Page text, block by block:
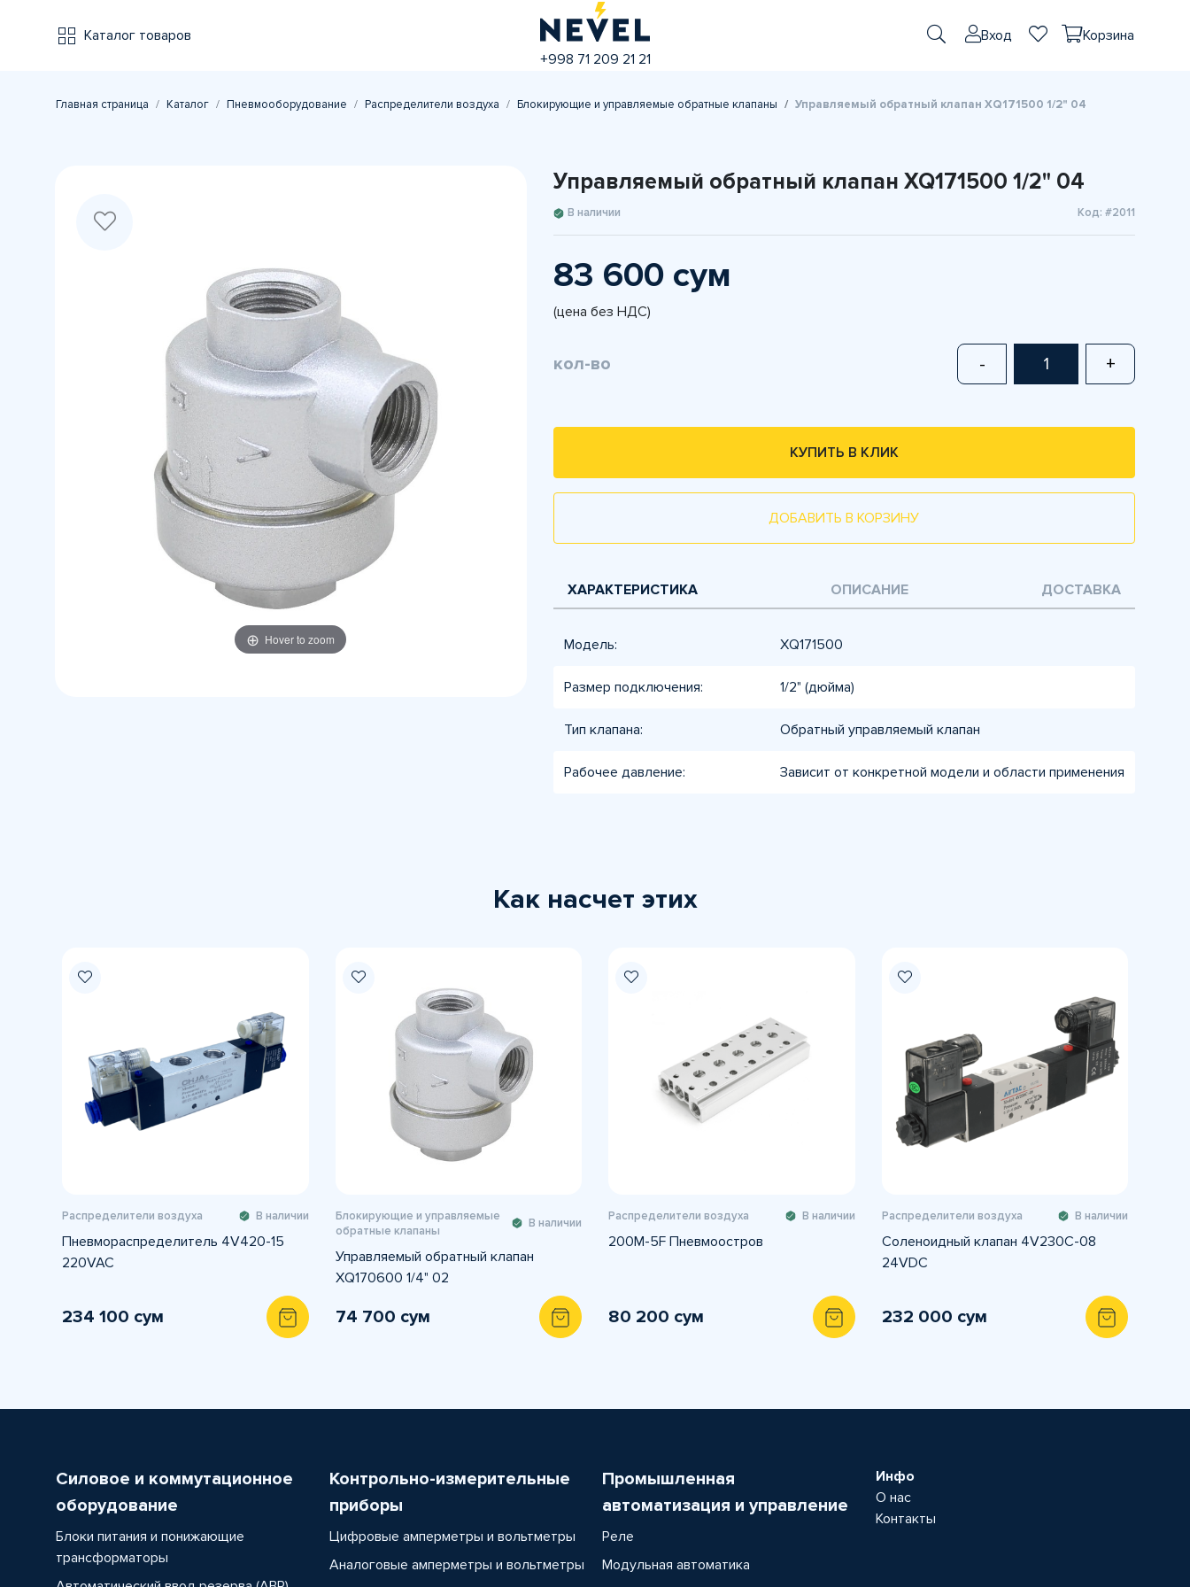
Каталог товаров
+998 71 209 21 21
Вход Корзина
Главная страница Каталог Пневмооборудование Распределители воздуха Блокирующие и управляемые обратные клапаны Управляемый обратный клапан XQ171500 1/2" 04
Hover to zoom
Управляемый обратный клапан XQ171500 1/2" 04
В наличии Код: #2011
83 600 сум
(цена без НДС)
кол-во - +
КУПИТЬ В КЛИК
ДОБАВИТЬ В КОРЗИНУ
ХАРАКТЕРИСТИКА ОПИСАНИЕ ДОСТАВКА
Модель: XQ171500
Размер подключения: 1/2" (дюйма)
Тип клапана: Обратный управляемый клапан
Рабочее давление: Зависит от конкретной модели и области применения
Как насчет этих
Распределители воздуха В наличии
Пневмораспределитель 4V420-15
220VAC
234 100 сум
Блокирующие и управляемые
обратные клапаны
В наличии
Управляемый обратный клапан
XQ170600 1/4" 02
74 700 сум
Распределители воздуха В наличии
200M-5F Пневмоостров
80 200 сум
Распределители воздуха В наличии
Соленоидный клапан 4V230C-08
24VDC
232 000 сум
Силовое и коммутационное
оборудование
Блоки питания и понижающие
трансформаторы
Контрольно-измерительные
приборы
Цифровые амперметры и вольтметры
Аналоговые амперметры и вольтметры
Промышленная
автоматизация и управление
Реле
Модульная автоматика
Инфо
О нас
Контакты